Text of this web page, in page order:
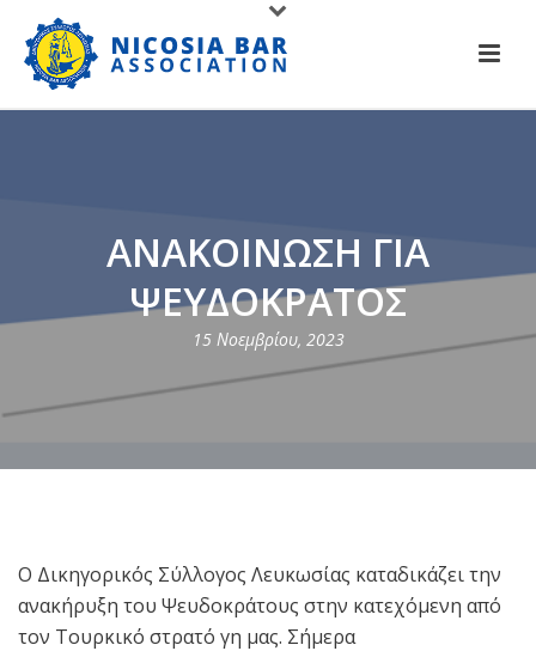
ΑΝΑΚΟΙΝΩΣΗ ΓΙΑ
ΨΕΥΔΟΚΡΑΤΟΣ
15 Νοεμβρίου, 2023
Ο Δικηγορικός Σύλλογος Λευκωσίας καταδικάζει την
ανακήρυξη του Ψευδοκράτους στην κατεχόμενη από
τον Τουρκικό στρατό γη μας. Σήμερα